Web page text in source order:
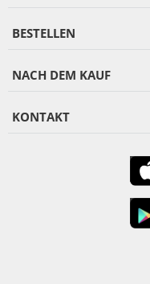
BESTELLEN
NACH DEM KAUF
KONTAKT